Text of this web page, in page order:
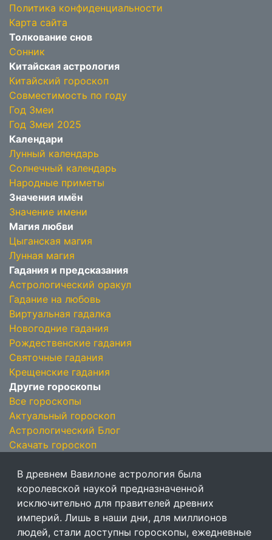
Политика конфиденциальности
Карта сайта
Толкование снов
Сонник
Китайская астрология
Китайский гороскоп
Совместимость по году
Год Змеи
Год Змеи 2025
Календари
Лунный календарь
Солнечный календарь
Народные приметы
Значения имён
Значение имени
Магия любви
Цыганская магия
Лунная магия
Гадания и предсказания
Астрологический оракул
Гадание на любовь
Виртуальная гадалка
Новогодние гадания
Рождественские гадания
Святочные гадания
Крещенские гадания
Другие гороскопы
Все гороскопы
Актуальный гороскоп
Астрологический Блог
Скачать гороскоп
В древнем Вавилоне астрология была
королевской наукой предназначенной
исключительно для правителей древних
империй. Лишь в наши дни, для миллионов
людей, стали доступны гороскопы, ежедневные